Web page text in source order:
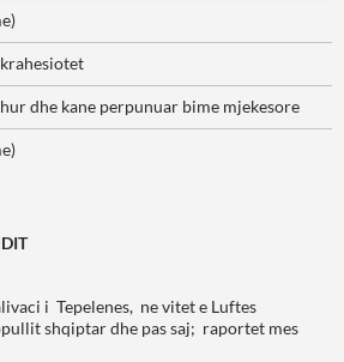
dhe kane perpunuar bime mjekesore
i Tepelenes, ne vitet e Luftes
shqiptar dhe pas saj; raportet mes